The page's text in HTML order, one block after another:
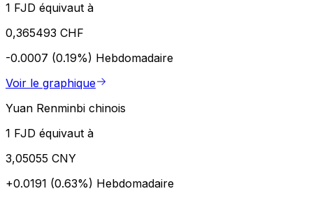
1 FJD équivaut à
0,365493 CHF
-0.0007 (0.19%) Hebdomadaire
Voir le graphique
Yuan Renminbi chinois
1 FJD équivaut à
3,05055 CNY
+0.0191 (0.63%) Hebdomadaire